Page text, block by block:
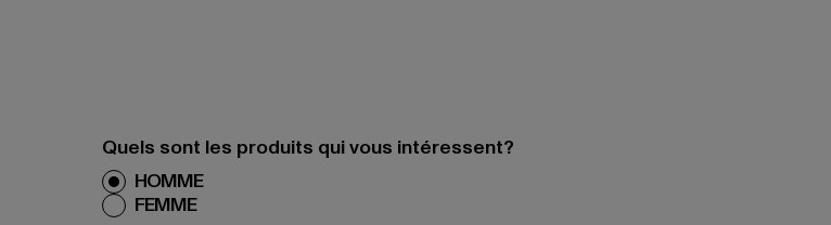
Quels sont les produits qui vous intéressent?
HOMME
FEMME